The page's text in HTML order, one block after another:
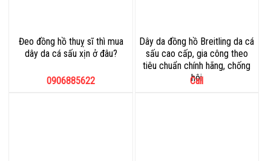
Đeo đồng hồ thuỵ sĩ thì mua
dây da cá sấu xịn ở đâu?
0906885622
Dây da đồng hồ Breitling da cá
sấu cao cấp, gia công theo
tiêu chuẩn chính hãng, chống
hôi
Call